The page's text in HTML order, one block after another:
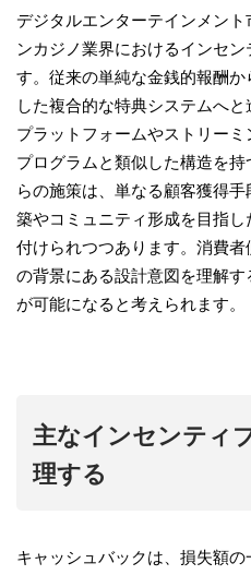
デジタルエンターテインメン
ンカジノ業界におけるインセ
す。従来の単純な金銭的報酬
した複合的な特典システムへ
プラットフォームやストリー
プログラムと類似した構造を
らの施策は、単なる顧客獲得
築やコミュニティ形成を目指
付けられつつあります。消費
の背景にある設計意図を理解
が可能になると考えられます。
主なインセンティ
理する
キャッシュバックは、損失額